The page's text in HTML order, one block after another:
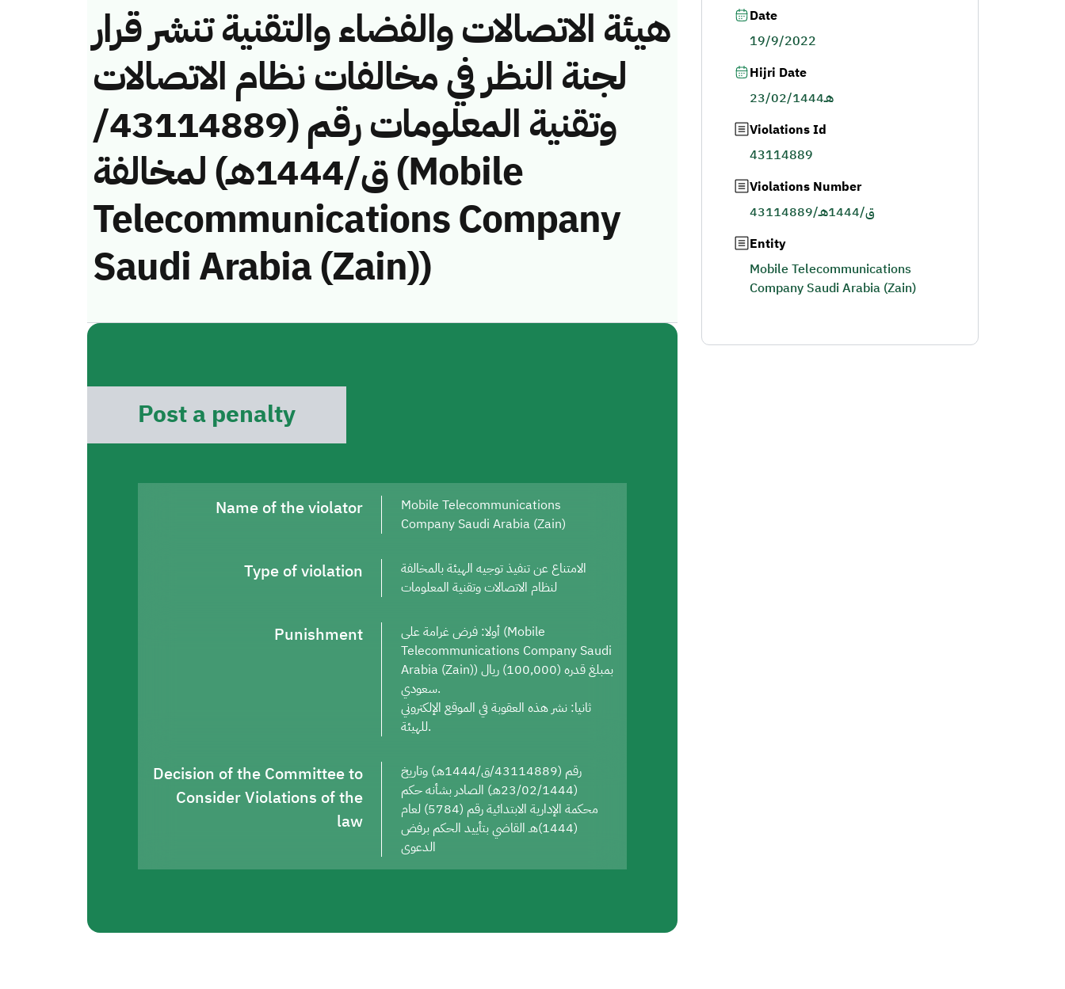
هيئة الاتصالات والفضاء والتقنية تنشر قرار
لجنة النظر في مخالفات نظام الاتصالات
وتقنية المعلومات رقم (43114889/
ق/1444هـ) لمخالفة (Mobile
Telecommunications Company
Saudi Arabia (Zain))
Post a penalty
Name of the violator
Mobile Telecommunications
Company Saudi Arabia (Zain)
Type of violation
الامتناع عن تنفيذ توجيه الهيئة بالمخالفة
لنظام الاتصالات وتقنية المعلومات
Punishment
أولا: فرض غرامة على (Mobile
Telecommunications Company Saudi
Arabia (Zain)) بمبلغ قدره (100,000) ريال
سعودي.
ثانيا: نشر هذه العقوبة في الموقع الإلكتروني
للهيئة.
Decision of the Committee to
Consider Violations of the
law
رقم (43114889/ق/1444هـ) وتاريخ
(23/02/1444هـ) الصادر بشأنه حكم
محكمة الإدارية الابتدائية رقم (5784) لعام
(1444)هـ القاضي بتأييد الحكم برفض
الدعوى
Date
19/9/2022
Hijri Date
23/02/1444هـ
Violations Id
43114889
Violations Number
43114889/ق/1444هـ
Entity
Mobile Telecommunications
Company Saudi Arabia (Zain)